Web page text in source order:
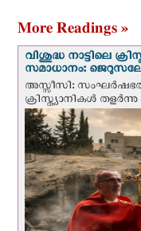
More Readings »
വിശുദ്ധ നാട്ടിലെ
സമാധാനം:
അസ്സീസി:
ക്രിസ്ത്യാനികൾ